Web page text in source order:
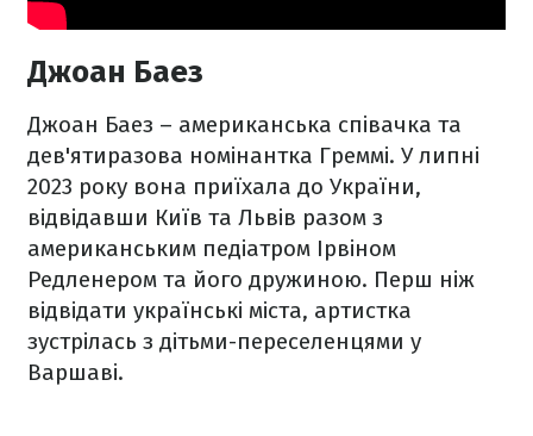
Джоан Баез
Джоан Баез – американська співачка та
дев'ятиразова номінантка Греммі. У липні
2023 року вона приїхала до України,
відвідавши Київ та Львів разом з
американським педіатром Ірвіном
Редленером та його дружиною. Перш ніж
відвідати українські міста, артистка
зустрілась з дітьми-переселенцями у
Варшаві.